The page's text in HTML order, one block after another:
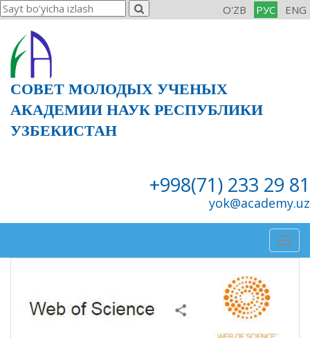
O'ZB РУС ENG
СОВЕТ МОЛОДЫХ УЧЕНЫХ
АКАДЕМИИ НАУК РЕСПУБЛИКИ
УЗБЕКИСТАН
+998(71) 233 29 81
yok@academy.uz